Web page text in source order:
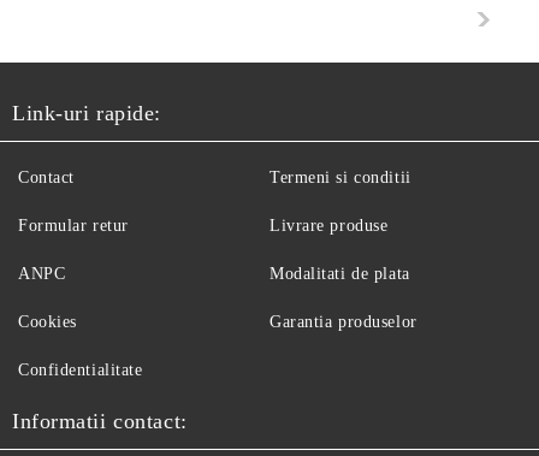
Link-uri rapide:
Contact
Formular retur
ANPC
Cookies
Termeni si conditii
Livrare produse
Modalitati de plata
Garantia produselor
Confidentialitate
Informatii contact: